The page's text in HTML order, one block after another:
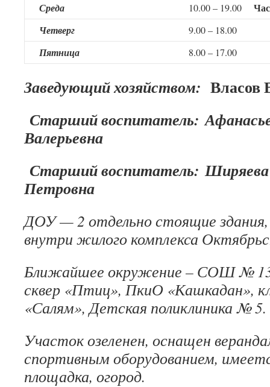
Среда 10.00 – 19.00
Четверг 9.00 – 18.00
Пятница 8.00 – 17.00
Заведующий хозяйством: Власов
Старший воспитатель:
Валерьевна
Старший воспитатель:
Петровна
ДОУ — 2 отдельно стоящие
внутри жилого комплекса
Ближайшее окружение – СОШ №
сквер «Птиц», ПкиО «Кашкадан»,
«Салям», Детская поликлиника № 5.
Участок озеленен, оснащен
спортивным оборудованием,
площадка, огород.